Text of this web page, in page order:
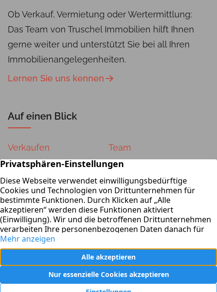
Ob Verkauf, Vermietung oder Wertermittlung:
Das Team von Truschel Immobilien hilft Ihnen
gerne weiter und unterstützt Sie bei all Ihren
Immobilienangelegenheiten.
Lernen Sie uns kennen
Auf einen Blick
Verkaufen
Wertermittlung
Team
Impressum
Datenschutz